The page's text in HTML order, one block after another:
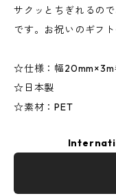
サクッとちぎれるの
です。お祝いのギフ
☆仕様：幅20mm×3m
☆日本製
☆素材：PET